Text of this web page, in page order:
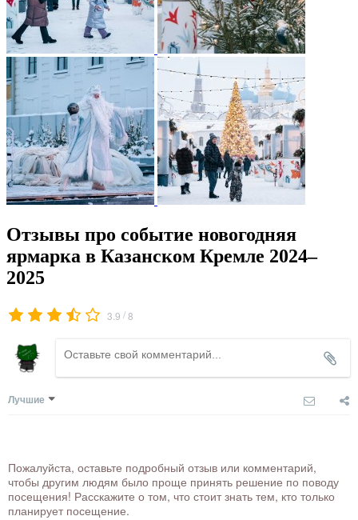
Отзывы про событие новогодняя
ярмарка в Казанском Кремле 2024–
2025
3.9 /8
Лучшие
Пожалуйста, оставьте подробный отзыв или комментарий,
чтобы другим людям было проще принять решение по поводу
посещения! Расскажите о том, что стоит знать тем, кто только
планирует посещение.